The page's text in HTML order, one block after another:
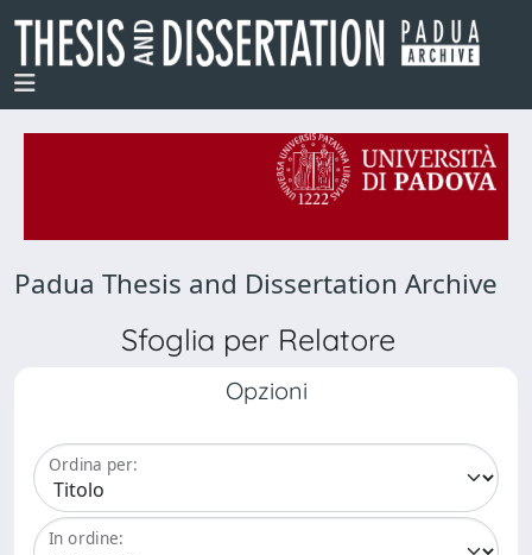
Padua Thesis and Dissertation Archive
Sfoglia per Relatore
Opzioni
Ordina per:
In ordine: